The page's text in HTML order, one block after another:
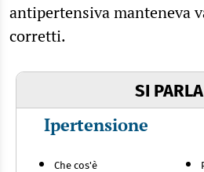
antipertensiva manteneva
corretti.
SI
Ipertensione
Che cos'è